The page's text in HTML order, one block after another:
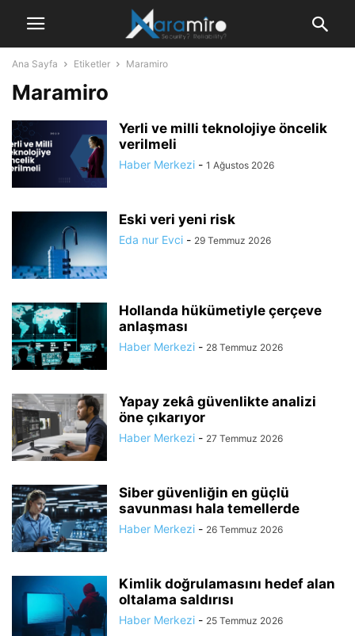
Ana Sayfa Etiketler Maramiro
Maramiro
Yerli ve milli teknolojiye öncelik
verilmeli
Haber Merkezi - 1 Ağustos 2026
Eski veri yeni risk
Eda nur Evci - 29 Temmuz 2026
Hollanda hükümetiyle çerçeve
anlaşması
Haber Merkezi - 28 Temmuz 2026
Yapay zekâ güvenlikte analizi
öne çıkarıyor
Haber Merkezi - 27 Temmuz 2026
Siber güvenliğin en güçlü
savunması hala temellerde
Haber Merkezi - 26 Temmuz 2026
Kimlik doğrulamasını hedef alan
oltalama saldırısı
Haber Merkezi - 25 Temmuz 2026